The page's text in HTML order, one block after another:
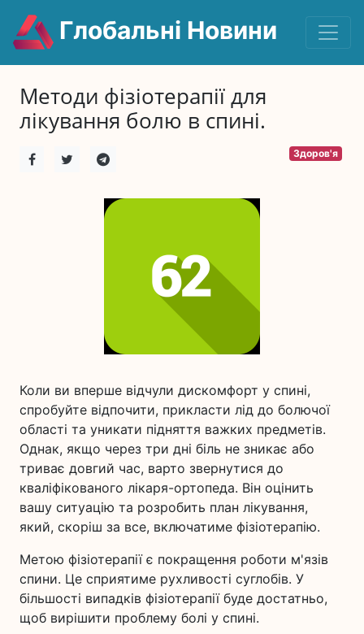
Глобальні Новини
Методи фізіотерапії для
лікування болю в спині.
Здоров'я
Коли ви вперше відчули дискомфорт у спині,
спробуйте відпочити, прикласти лід до болючої
області та уникати підняття важких предметів.
Однак, якщо через три дні біль не зникає або
триває довгий час, варто звернутися до
кваліфікованого лікаря-ортопеда. Він оцінить
вашу ситуацію та розробить план лікування,
який, скоріш за все, включатиме фізіотерапію.
Метою фізіотерапії є покращення роботи м'язів
спини. Це сприятиме рухливості суглобів. У
більшості випадків фізіотерапії буде достатньо,
щоб вирішити проблему болі у спині.